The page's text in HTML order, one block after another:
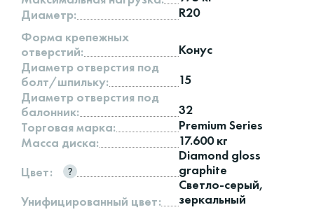
Диаметр:
R20
Форма крепежных
отверстий:
Конус
Диаметр отверстия под
болт/шпильку:
15
Диаметр отверстия под
балонник:
32
Торговая марка:
Premium Series
Масса диска:
17.600 кг
Цвет:
Diamond gloss
graphite
Унифицированный цвет:
Светло-серый,
зеркальный